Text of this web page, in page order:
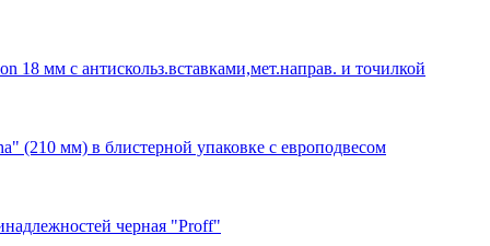
мм с антискольз.вставками,мет.направ. и точилкой
(210 мм) в блистерной упаковке с европодвесом
черная "Proff"